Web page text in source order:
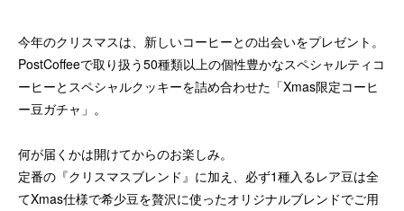
今年のクリスマスは、新しいコーヒーとの出会いをプレゼント。
PostCoffeeで取り扱う50種類以上の個性豊かなスペシャルティコ
ーヒーとスペシャルクッキーを詰め合わせた「Xmas限定コーヒ
ー豆ガチャ」。
何が届くかは開けてからのお楽しみ。
定番の『クリスマスブレンド』に加え、必ず1種入るレア豆は全
てXmas仕様で希少豆を贅沢に使ったオリジナルブレンドでご用